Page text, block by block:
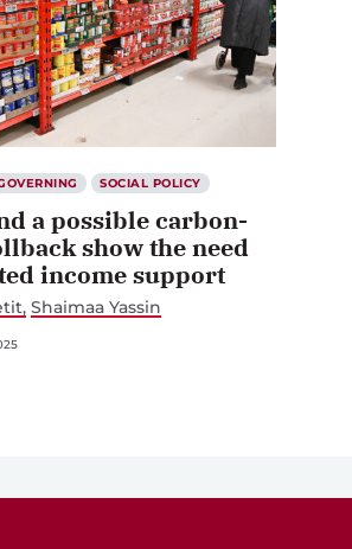
SOCIAL POLICY
a possible carbon-
show the need
income support
Shaimaa Yassin